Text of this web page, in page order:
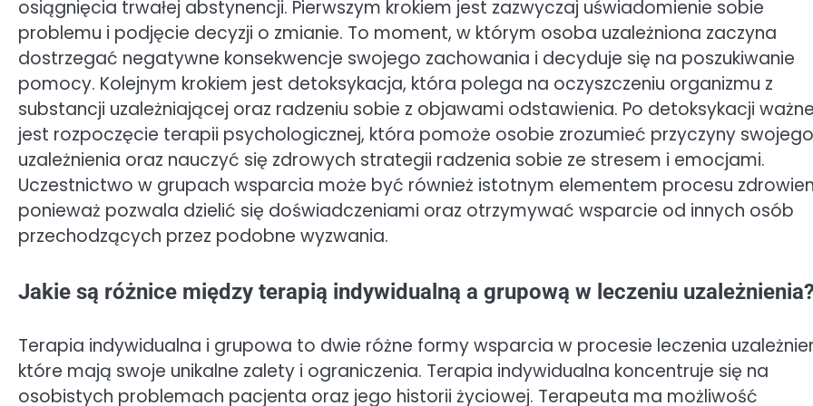
osiągnięcia trwałej abstynencji. Pierwszym krokiem jest zazwyczaj uświadomienie sobie
problemu i podjęcie decyzji o zmianie. To moment, w którym osoba uzależniona zaczyna
dostrzegać negatywne konsekwencje swojego zachowania i decyduje się na poszukiwanie
pomocy. Kolejnym krokiem jest detoksykacja, która polega na oczyszczeniu organizmu z
substancji uzależniającej oraz radzeniu sobie z objawami odstawienia. Po detoksykacji ważne
jest rozpoczęcie terapii psychologicznej, która pomoże osobie zrozumieć przyczyny swojego
uzależnienia oraz nauczyć się zdrowych strategii radzenia sobie ze stresem i emocjami.
Uczestnictwo w grupach wsparcia może być również istotnym elementem procesu
ponieważ pozwala dzielić się doświadczeniami oraz otrzymywać wsparcie od innych osób
przechodzących przez podobne wyzwania.
Jakie są różnice między terapią indywidualną a grupową w leczeniu uzależnienia?
Terapia indywidualna i grupowa to dwie różne formy wsparcia w procesie leczenia
które mają swoje unikalne zalety i ograniczenia. Terapia indywidualna koncentruje się na
osobistych problemach pacjenta oraz jego historii życiowej. Terapeuta ma możliwość